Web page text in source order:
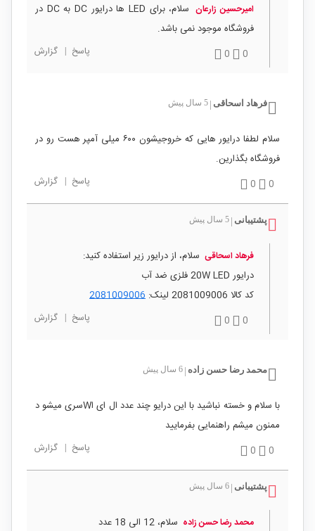
امیرحسین زارعان
سلام، برای LED ها درایور DC به DC در
فروشگاه موجود نمی باشد.
0
0 پاسخ | گزارش
فرهاد اسحاقی | 5 سال پیش
سلام لطفا درایور هایی که خروجیشون ۶۰۰ میلی آمپر هست رو در
فروشگاه بگذارین.
0
0 پاسخ | گزارش
پشتیبانی | 5 سال پیش
فرهاد اسحاقی سلام، از درایور زیر استفاده کنید:
درایور 20W LED فلزی ضد آب
کد کالا 2081009006 لینک:
2081009006
0
0 پاسخ | گزارش
محمد رضا حسن زاده | 6 سال پیش
با سلام و خسته نباشید با این درایو چند عدد ال ای اWسری میشو د
ممنون میشم راهنمایی بفرمایید
0
0 پاسخ | گزارش
پشتیبانی | 6 سال پیش
محمد رضا حسن زاده سلام، 12 الی 18 عدد